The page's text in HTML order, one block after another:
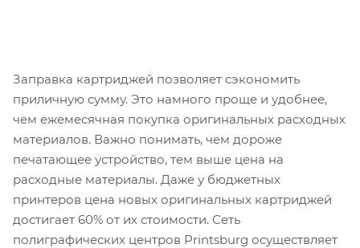
Заправка картриджей позволяет сэкономить
приличную сумму. Это намного проще и удобнее,
чем ежемесячная покупка оригинальных расходных
материалов. Важно понимать, чем дороже
печатающее устройство, тем выше цена на
расходные материалы. Даже у бюджетных
принтеров цена новых оригинальных картриджей
достигает 60% от их стоимости. Сеть
полиграфических центров Printsburg осуществляет